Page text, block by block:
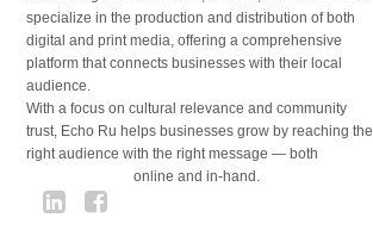
specialize in the production and distribution of both
digital and print media, offering a comprehensive
platform that connects businesses with their local
audience.
With a focus on cultural relevance and community
trust, Echo Ru helps businesses grow by reaching the
right audience with the right message — both
online and in-hand.